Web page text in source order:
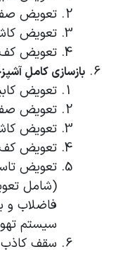
تعویض
تعویض
تعویض
بازسازی کاملِ
تعویض
تعویض
تعویض
تعویض
تعویض
(شامل
فاضلاب و
سیستم
سقف کاذب